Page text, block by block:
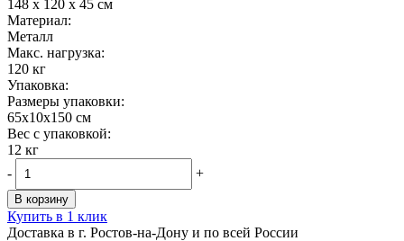
148 x 120 x 45 см
Материал:
Металл
Maкс. нагрузка:
120 кг
Упаковка:
Размеры упаковки:
65x10x150 см
Вес с упаковкой:
12 кг
-
+
В корзину
Купить в 1 клик
Доставка в г. Ростов-на-Дону и по всей России